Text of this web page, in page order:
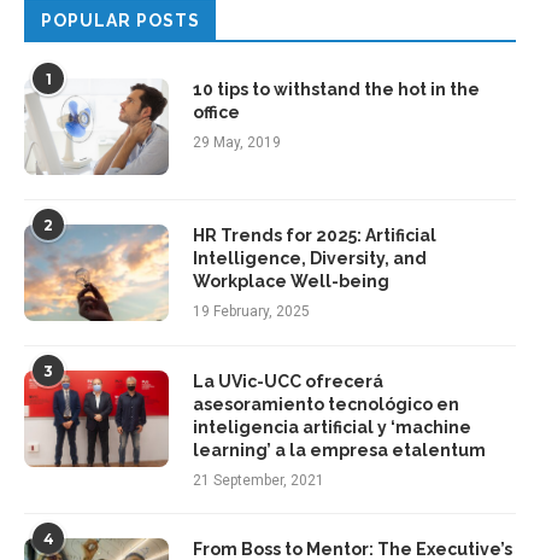
POPULAR POSTS
1
10 tips to withstand the hot in the
office
29 May, 2019
2
HR Trends for 2025: Artificial
Intelligence, Diversity, and
Workplace Well-being
19 February, 2025
3
La UVic-UCC ofrecerá
asesoramiento tecnológico en
inteligencia artificial y ‘machine
learning’ a la empresa etalentum
21 September, 2021
4
From Boss to Mentor: The Executive’s